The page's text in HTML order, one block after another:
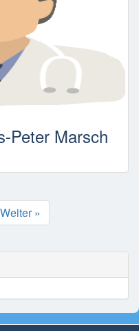
Peter Marsch
Weiter »